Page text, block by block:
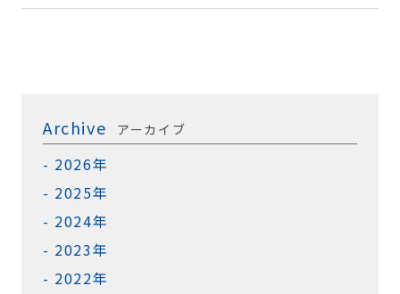
Archive アーカイブ
2026年
2025年
2024年
2023年
2022年